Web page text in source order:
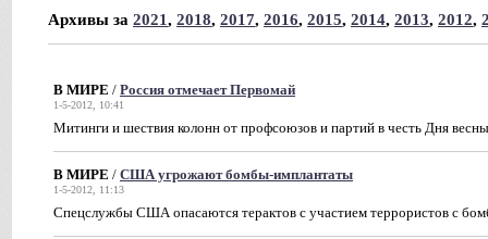
Архивы за 2021, 2018, 2017, 2016, 2015, 2014, 2013, 2012,
В МИРЕ / Россия отмечает Первомай
1-5-2012, 10:41
Митинги и шествия колонн от профсоюзов и партий в честь Дня
В МИРЕ / США угрожают бомбы-имплантаты
1-5-2012, 11:13
Спецслужбы США опасаются терактов с участием террористов с